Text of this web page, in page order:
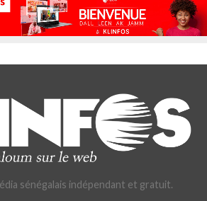
sénégalais indépendant et gratuit.